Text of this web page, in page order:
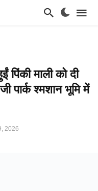
पिंकी माली को दी
पार्क श्मशान भूमि में
2026